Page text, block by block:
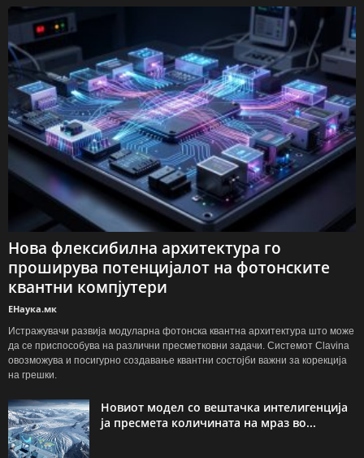
Нова флексибилна архитектура го
проширува потенцијалот на фотонските
квантни компјутери
ЕНаука.мк
Истражувачи развија модуларна фотонска квантна архитектура што може
да се приспособува на различни пресметковни задачи. Системот Clavina
овозможува и посигурно создавање квантни состојби важни за корекција
на грешки.
Новиот модел со вештачка интелигенција
ја пресмета количината на мраз во...